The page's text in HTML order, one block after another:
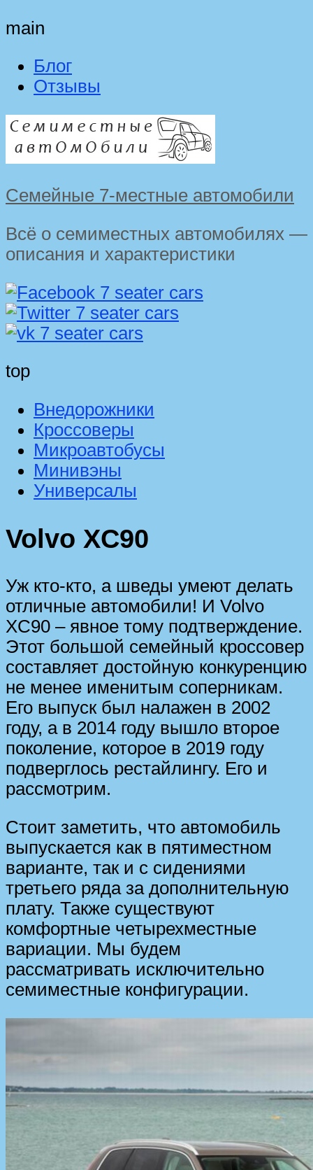
main
Блог
Отзывы
Семейные 7-местные автомобили
Всё о семиместных автомобилях —
описания и характеристики
top
Внедорожники
Кроссоверы
Микроавтобусы
Минивэны
Универсалы
Volvo XC90
Уж кто-кто, а шведы умеют делать
отличные автомобили! И Volvo
XC90 – явное тому подтверждение.
Этот большой семейный кроссовер
составляет достойную конкуренцию
не менее именитым соперникам.
Его выпуск был налажен в 2002
году, а в 2014 году вышло второе
поколение, которое в 2019 году
подверглось рестайлингу. Его и
рассмотрим.
Стоит заметить, что автомобиль
выпускается как в пятиместном
варианте, так и с сидениями
третьего ряда за дополнительную
плату. Также существуют
комфортные четырехместные
вариации. Мы будем
рассматривать исключительно
семиместные конфигурации.